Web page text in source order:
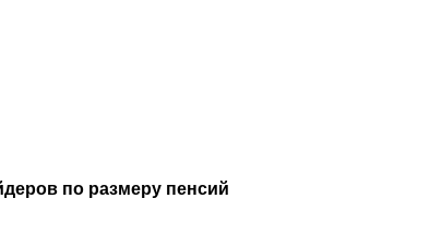
по размеру пенсий